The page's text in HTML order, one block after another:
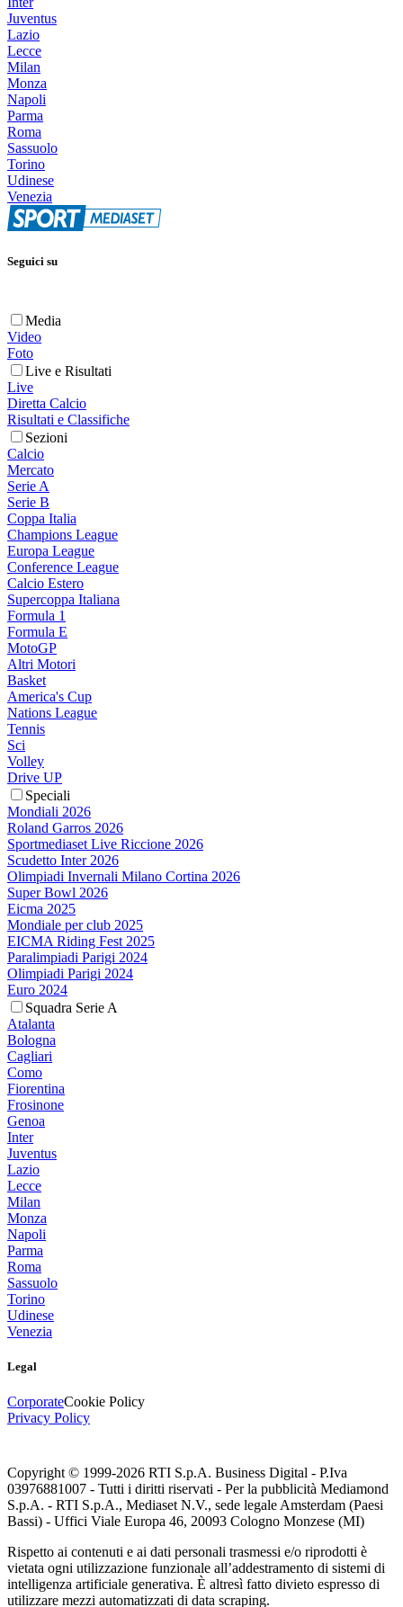
Juventus
Lazio
Lecce
Milan
Monza
Napoli
Parma
Roma
Sassuolo
Torino
Udinese
Venezia
Seguici su
Media
Video
Foto
Live e Risultati
Live
Diretta Calcio
Risultati e Classifiche
Sezioni
Calcio
Mercato
Serie A
Serie B
Coppa Italia
Champions League
Europa League
Conference League
Calcio Estero
Supercoppa Italiana
Formula 1
Formula E
MotoGP
Altri Motori
Basket
America's Cup
Nations League
Tennis
Sci
Volley
Drive UP
Speciali
Mondiali 2026
Roland Garros 2026
Sportmediaset Live Riccione 2026
Scudetto Inter 2026
Olimpiadi Invernali Milano Cortina 2026
Super Bowl 2026
Eicma 2025
Mondiale per club 2025
EICMA Riding Fest 2025
Paralimpiadi Parigi 2024
Olimpiadi Parigi 2024
Euro 2024
Squadra Serie A
Atalanta
Bologna
Cagliari
Como
Fiorentina
Frosinone
Genoa
Inter
Juventus
Lazio
Lecce
Milan
Monza
Napoli
Parma
Roma
Sassuolo
Torino
Udinese
Venezia
Legal
CorporateCookie Policy
Privacy Policy
Copyright © 1999-2026 RTI S.p.A. Business Digital - P.Iva
03976881007 - Tutti i diritti riservati - Per la pubblicità Mediamond
S.p.A. - RTI S.p.A., Mediaset N.V., sede legale Amsterdam (Paesi
Bassi) - Uffici Viale Europa 46, 20093 Cologno Monzese (MI)
Rispetto ai contenuti e ai dati personali trasmessi e/o riprodotti è
vietata ogni utilizzazione funzionale all’addestramento di sistemi di
intelligenza artificiale generativa. È altresì fatto divieto espresso di
utilizzare mezzi automatizzati di data scraping.